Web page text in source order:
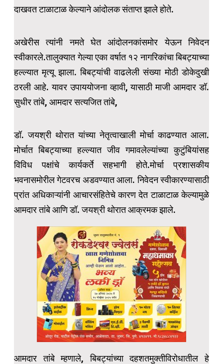
दाखवत टाळाटाळ केल्याने‌ आंदोलक संताप्त झाले होते.
अखेरीस त्यांनी नमते घेत आंदोलनकांसमोर येऊन निवेदन
स्वीकारले.तालुक्यात गेल्या एका वर्षात १२ नागरिकांचा बिबट्याच्या
हल्ल्यात मृत्यू झाला. बिबट्यांची वाढलेली संख्या मोठी डोकेदुखी
ठरली आहे. यावर उपाययोजना व्हावी, यासाठी माजी आमदार डॉ.
सुधीर तांबे, आमदार सत्यजित तांबे,
डॉ. जयश्री थोरात यांच्या नेतृत्वाखाली मोर्चा काढण्यात आला.
मोर्चात बिबट्याच्या हल्ल्यात जीव गमावलेल्यांच्या कुटुंबियांसह
विविध पक्षांचे कार्यकर्ते सहभागी होते.मोर्चा प्रशासकीय
भवनासमोरील गेटवरच अडवण्यात आला. निवेदन स्वीकारण्यासाठी
प्रांत अधिकाऱ्यांनी आचारसंहितेचे कारण देत टाळाटाळ केल्यामुळे
आमदार तांबे आणि डॉ. जयश्री थोरात आक्रमक झाले.
आमदार तांबे म्हणाले, बिबट्यांच्या दहशतमुक्तीविरोधातील हे